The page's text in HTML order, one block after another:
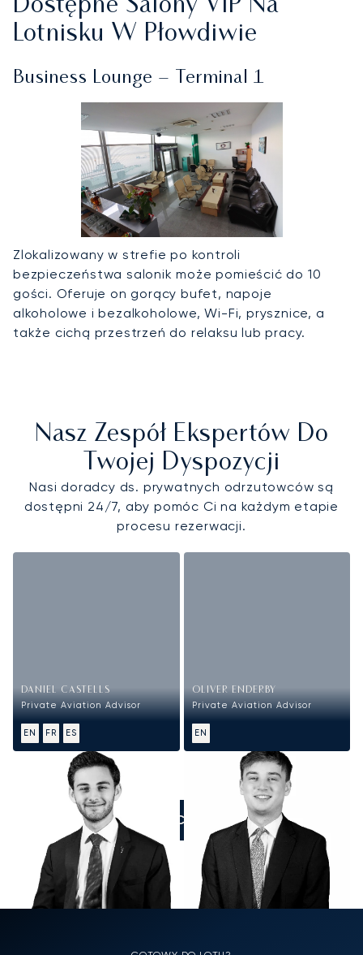
Dostępne Salony VIP Na
Lotnisku W Płowdiwie
Business Lounge – Terminal 1
Zlokalizowany w strefie po kontroli
bezpieczeństwa salonik może pomieścić do 10
gości. Oferuje on gorący bufet, napoje
alkoholowe i bezalkoholowe, Wi-Fi, prysznice, a
także cichą przestrzeń do relaksu lub pracy.
Nasz Zespół Ekspertów Do
Twojej Dyspozycji
Nasi doradcy ds. prywatnych odrzutowców są
dostępni 24/7, aby pomóc Ci na każdym etapie
procesu rezerwacji.
DANIEL CASTELLS
Private Aviation Advisor
EN FR ES
OLIVER ENDERBY
Private Aviation Advisor
EN
ZADZWOŃCIE DO NAS